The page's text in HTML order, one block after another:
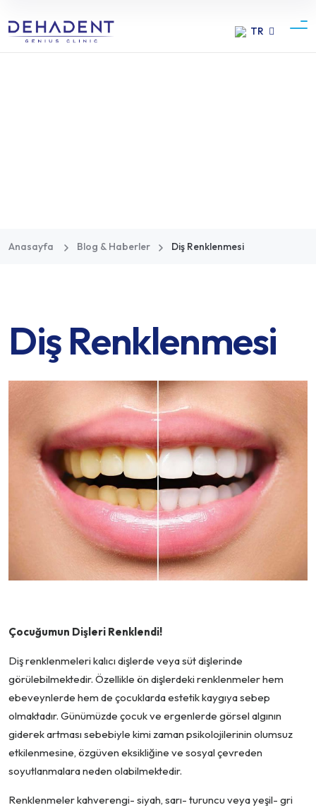
TR
Anasayfa Blog & Haberler Diş Renklenmesi
Diş Renklenmesi
Çocuğumun Dişleri Renklendi!
Diş renklenmeleri kalıcı dişlerde veya süt dişlerinde
görülebilmektedir. Özellikle ön dişlerdeki renklenmeler hem
ebeveynlerde hem de çocuklarda estetik kaygıya sebep
olmaktadır. Günümüzde çocuk ve ergenlerde görsel algının
giderek artması sebebiyle kimi zaman psikolojilerinin olumsuz
etkilenmesine, özgüven eksikliğine ve sosyal çevreden
soyutlanmalara neden olabilmektedir.
Renklenmeler kahverengi- siyah, sarı- turuncu veya yeşil- gri